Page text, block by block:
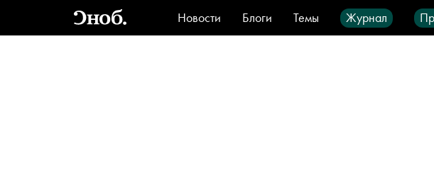
Новости Блоги Темы Журнал
Стиль
Видео Город IT-